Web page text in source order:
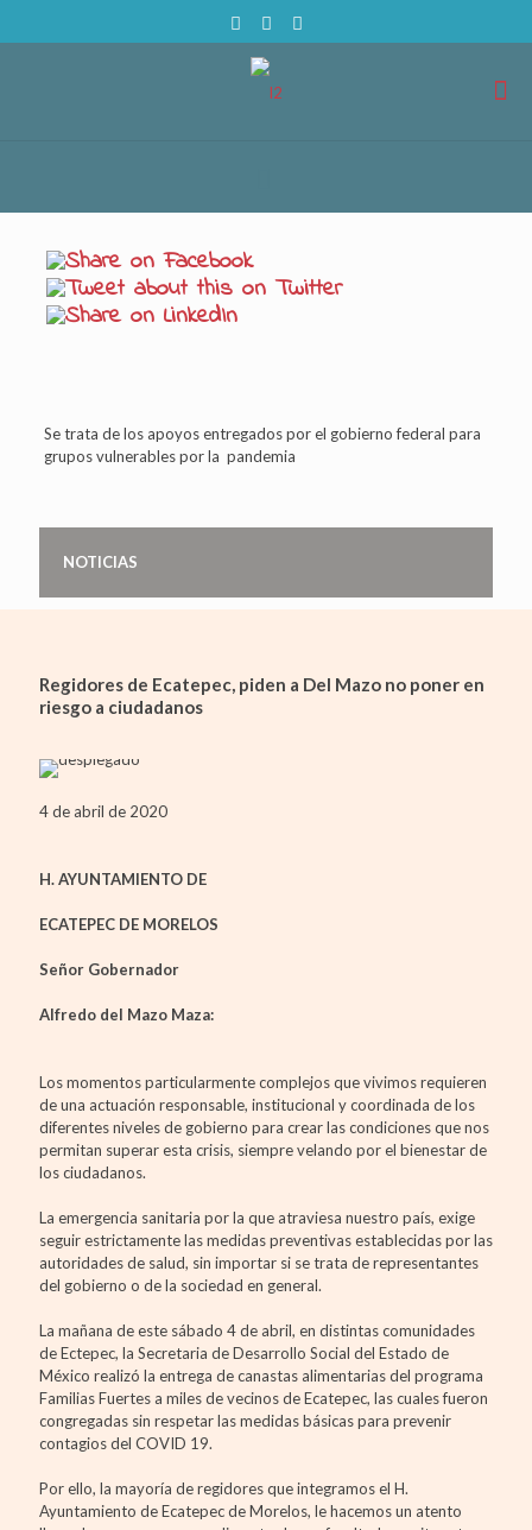
Se trata de los apoyos entregados por el gobierno federal para
grupos vulnerables por la pandemia
NOTICIAS
Regidores de Ecatepec, piden a Del Mazo no poner en
riesgo a ciudadanos
4 de abril de 2020
H. AYUNTAMIENTO DE
ECATEPEC DE MORELOS
Señor Gobernador
Alfredo del Mazo Maza:
Los momentos particularmente complejos que vivimos requieren
de una actuación responsable, institucional y coordinada de los
diferentes niveles de gobierno para crear las condiciones que nos
permitan superar esta crisis, siempre velando por el bienestar de
los ciudadanos.
La emergencia sanitaria por la que atraviesa nuestro país, exige
seguir estrictamente las medidas preventivas establecidas por las
autoridades de salud, sin importar si se trata de representantes
del gobierno o de la sociedad en general.
La mañana de este sábado 4 de abril, en distintas comunidades
de Ectepec, la Secretaria de Desarrollo Social del Estado de
México realizó la entrega de canastas alimentarias del programa
Familias Fuertes a miles de vecinos de Ecatepec, las cuales fueron
congregadas sin respetar las medidas básicas para prevenir
contagios del COVID 19.
Por ello, la mayoría de regidores que integramos el H.
Ayuntamiento de Ecatepec de Morelos, le hacemos un atento